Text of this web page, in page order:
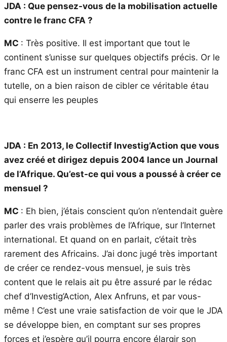
JDA : Que pensez-vous de la mobilisation actuelle
contre le franc CFA ?
MC : Très positive. Il est important que tout le
continent s’unisse sur quelques objectifs précis. Or le
franc CFA est un instrument central pour maintenir la
tutelle, on a bien raison de cibler ce véritable étau
qui enserre les peuples
JDA : En 2013, le Collectif Investig’Action que vous
avez créé et dirigez depuis 2004 lance un Journal
de l’Afrique. Qu’est-ce qui vous a poussé à créer ce
mensuel ?
MC : Eh bien, j’étais conscient qu’on n’entendait guère
parler des vrais problèmes de l’Afrique, sur l’Internet
international. Et quand on en parlait, c’était très
rarement des Africains. J’ai donc jugé très important
de créer ce rendez-vous mensuel, je suis très
content que le relais ait pu être assuré par le rédac
chef d’Investig’Action, Alex Anfruns, et par vous-
même ! C’est une vraie satisfaction de voir que le JDA
se développe bien, en comptant sur ses propres
forces et j’espère qu’il pourra encore élargir son